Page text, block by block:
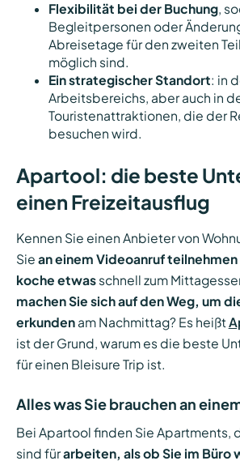
Flexibilität bei der Buchung,
Begleitpersonen oder
Abreisetage für den zweiten
möglich sind.
Ein strategischer Standort: in
Arbeitsbereichs, aber auch in
Touristenattraktionen, die der
besuchen wird.
Apartool: die beste
einen Freizeitausflug
Kennen Sie einen Anbieter von
Sie an einem Videoanruf teilnehmen
koche etwasschnell zum
machen Sie sich auf den Weg, um
erkundenam Nachmittag? Es heißt
ist der Grund, warum es die beste
für einen Bleisure Trip ist.
Alles was Sie brauchen an
Bei Apartool finden Sie Apartments,
sind fürarbeiten, als ob Sie im Büro